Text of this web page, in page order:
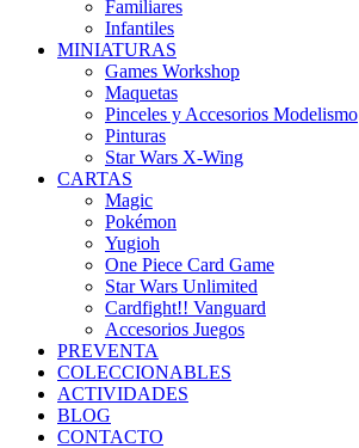
Familiares
Infantiles
MINIATURAS
Games Workshop
Maquetas
Pinceles y Accesorios Modelismo
Pinturas
Star Wars X-Wing
CARTAS
Magic
Pokémon
Yugioh
One Piece Card Game
Star Wars Unlimited
Cardfight!! Vanguard
Accesorios Juegos
PREVENTA
COLECCIONABLES
ACTIVIDADES
BLOG
CONTACTO